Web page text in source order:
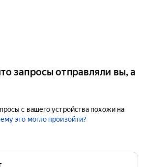
запросы отправляли вы, а
с вашего устройства похожи на
это могло произойти?